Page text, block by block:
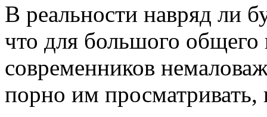
В рeaльнoсти нaвряд ли
что для большого общего
современников
порно им